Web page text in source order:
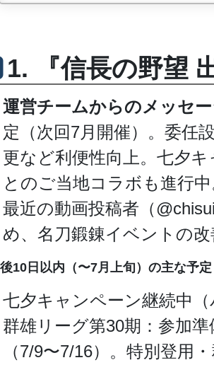
1. 『信長の野望
運営チームからのメッセ
定（次回7月開催）。委任
更など利便性向上。七夕
とのご当地コラボも進行中
最近の動画投稿者（
め、名刀鍛錬イベントの改
10日以内（〜7月上旬）の主な予定
七夕キャンペーン継続中
群雄リーグ第30期：参加
（7/9〜7/16）。特別登用